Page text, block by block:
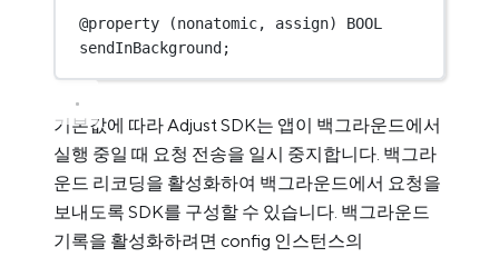
@property (nonatomic, assign) BOOL
sendInBackground;
기본값에 따라 Adjust SDK는 앱이 백그라운드에서
실행 중일 때 요청 전송을 일시 중지합니다. 백그라
운드 리코딩을 활성화하여 백그라운드에서 요청을
보내도록 SDK를 구성할 수 있습니다. 백그라운드
기록을 활성화하려면 config 인스턴스의